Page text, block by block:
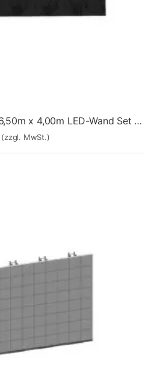
LEDVenture 2.6 XR 6,50m x 4,00m LED-Wand Set 04 – Fliegend [13:8]
(zzgl. MwSt.)